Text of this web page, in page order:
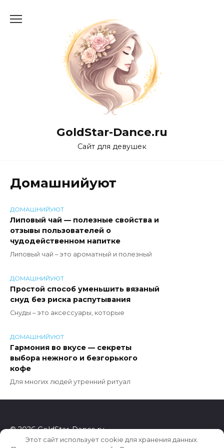
GoldStar-Dance.ru
Сайт для девушек
Домашнийуют
ДОМАШНИЙУЮТ
Липовый чай — полезные свойства и
отзывы пользователей о
чудодейственном напитке
Липовый чай – это ароматный и полезный
ДОМАШНИЙУЮТ
Простой способ уменьшить вязаный
снуд без риска распутывания
Снуды – это аксессуары, которые
ДОМАШНИЙУЮТ
Гармония во вкусе — секреты
выбора нежного и безгорького
кофе
Для многих людей утренний ритуал
© 2026 GoldStar-Dance.ru
Этот сайт использует cookie для хранения данных.